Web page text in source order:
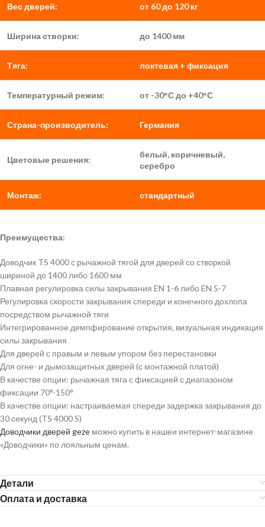
Вес дверей: от 60 до 120 кг
Ширина створки: до 1400 мм
Тяга: локтевая + фиксация
Температурный режим: от -30°С до +40°С
Страна-производитель: Германия
Цветовые решения:
белый, коричневый,
серебро
Монтаж: стандартный
Преимущества:
Доводчик TS 4000 с рычажной тягой для дверей со створкой
шириной до 1400 либо 1600 мм
Плавная регулировка силы закрывания EN 1-6 либо EN 5-7
Регулировка скорости закрывания спереди и конечного дохлопа
посредством рычажной тяги
Интегрированное демпфирование открытия, визуальная индикация
силы закрывания
Для дверей с правым и левым упором без перестановки
Для огне- и дымозащитных дверей (с монтажной платой)
В качестве опции: рычажная тяга с фиксацией с диапазоном
фиксации 70°-150°
В качестве опции: настраиваемая спереди задержка закрывания до
30 секунд (TS 4000 S)
Доводчики дверей geze можно купить в нашеи интернет-магазине
«Доводчики» по лояльным ценам.
Детали
Оплата и доставка